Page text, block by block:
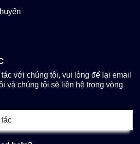
với chúng tôi, vui lòng để lại email
và chúng tôi sẽ liên hệ trong vòng